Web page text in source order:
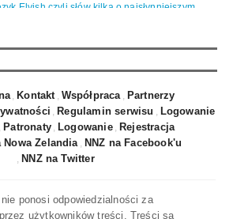
Elvish czyli słów kilka o najsłynniejszym
możliwe otwarcie mostu na rzece Waiho
w Nowej Zelandii.
most w okolicy Franz Josef. Drogi
dla Polaków do Nowej Zelandii?
Christchurch w Nowej Zelandii. 49 osób
Kontakt Współpraca
Partnerzy
Regulamin serwisu
Logowanie
Patronaty Logowanie
Rejestracja
Nowa Zelandia
NNZ na Facebook'u
NNZ na Twitter
ponosi odpowiedzialności za
użytkowników treści. Treści są